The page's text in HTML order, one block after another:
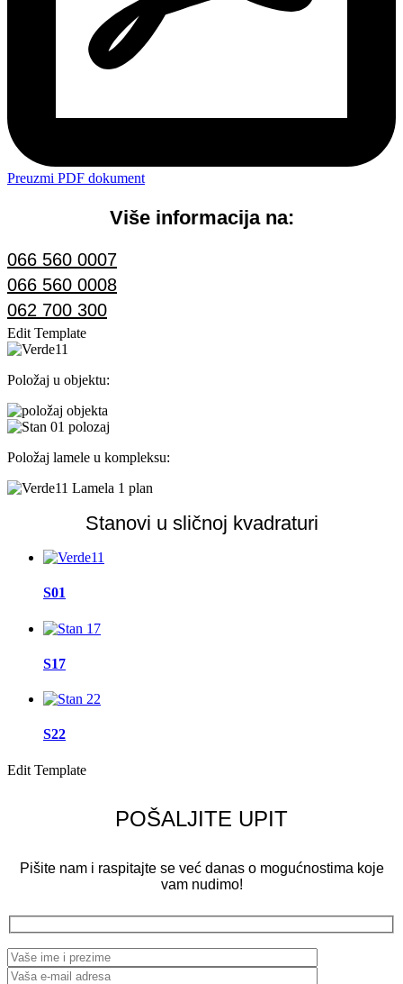
Preuzmi PDF dokument
Više informacija na:
066 560 0007
066 560 0008
062 700 300
Edit Template
Položaj u objektu:
Položaj lamele u kompleksu:
Stanovi u sličnoj kvadraturi
S01
S17
S22
Edit Template
POŠALJITE UPIT
Pišite nam i raspitajte se već danas o mogućnostima koje
vam nudimo!